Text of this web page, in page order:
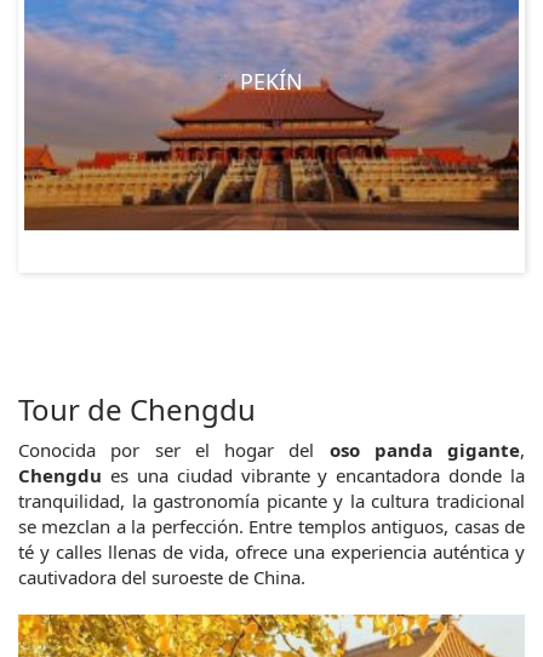
PEKÍN
Tour de Chengdu
Conocida por ser el hogar del oso panda gigante,
Chengdu es una ciudad vibrante y encantadora donde la
tranquilidad, la gastronomía picante y la cultura tradicional
se mezclan a la perfección. Entre templos antiguos, casas de
té y calles llenas de vida, ofrece una experiencia auténtica y
cautivadora del suroeste de China.